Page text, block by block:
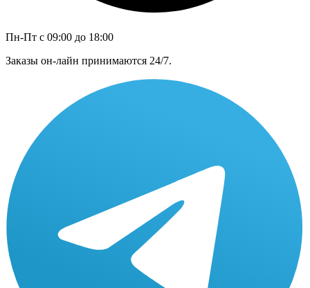
Пн-Пт с 09:00 до 18:00
Заказы он-лайн принимаются 24/7.